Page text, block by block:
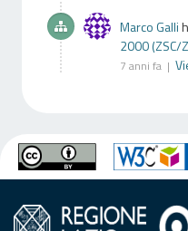
Marco Galli
2000 (ZSC/
7 anni fa |